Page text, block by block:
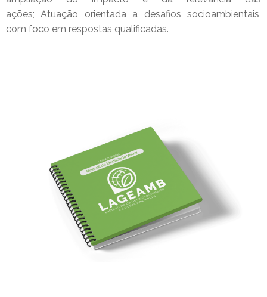
ações;Atuação orientada a desafios socioambientais,
com foco em respostas qualificadas.